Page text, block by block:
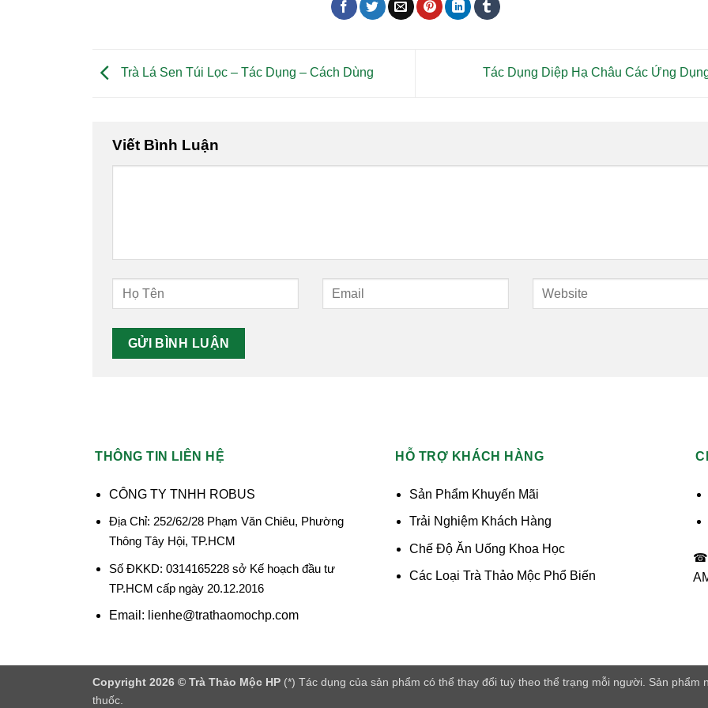
Trà Lá Sen Túi Lọc – Tác Dụng – Cách Dùng Tác Dụng Diệp Hạ Châu Các Ứng
Viết Bình Luận
THÔNG TIN LIÊN HỆ
CÔNG TY TNHH ROBUS
Địa Chỉ: 252/62/28 Phạm Văn Chiêu, Phường
Thông Tây Hội, TP.HCM
Số ĐKKD: 0314165228 sở Kế hoạch đầu tư
TP.HCM cấp ngày 20.12.2016
Email: lienhe@trathaomochp.com
HỖ TRỢ KHÁCH HÀNG
Sản Phẩm Khuyến Mãi
Trải Nghiệm Khách Hàng
Chế Độ Ăn Uống Khoa Học
Các Loại Trà Thảo Mộc Phổ Biến
☎
Copyright 2026 © Trà Thảo Mộc HP (*) Tác dụng của sản phẩm có thể thay đổi tuỳ theo thể trạng mỗi người. Sản phẩm
thuốc.